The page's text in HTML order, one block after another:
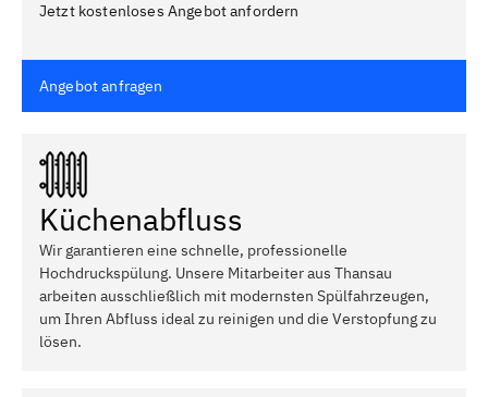
Jetzt kostenloses Angebot anfordern
Angebot anfragen
Küchenabfluss
Wir garantieren eine schnelle, professionelle
Hochdruckspülung. Unsere Mitarbeiter aus Thansau
arbeiten ausschließlich mit modernsten Spülfahrzeugen,
um Ihren Abfluss ideal zu reinigen und die Verstopfung zu
lösen.